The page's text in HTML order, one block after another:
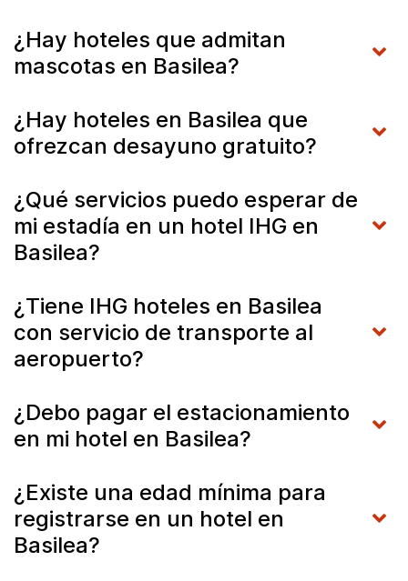
¿Hay hoteles que admitan
mascotas en Basilea?
¿Hay hoteles en Basilea que
ofrezcan desayuno gratuito?
¿Qué servicios puedo esperar de
mi estadía en un hotel IHG en
Basilea?
¿Tiene IHG hoteles en Basilea
con servicio de transporte al
aeropuerto?
¿Debo pagar el estacionamiento
en mi hotel en Basilea?
¿Existe una edad mínima para
registrarse en un hotel en
Basilea?